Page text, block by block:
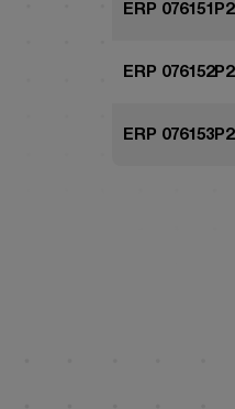
ERP 076151P2
ERP 076152P2
ERP 076153P2